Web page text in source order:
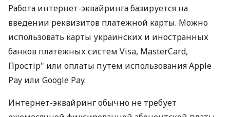
Работа интернет-эквайринга базируется на
введении реквизитов платежной карты. Можно
использовать карты украинских и иностранных
банков платежных систем Visa, MasterCard,
Простір" или оплаты путем использования Apple
Pay или Google Pay.
Интернет-эквайринг обычно не требует